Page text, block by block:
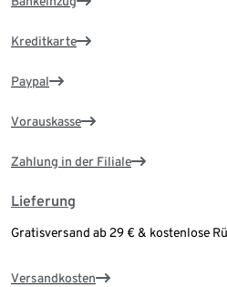
Kreditkarte
Paypal
Vorauskasse
Zahlung in der Filiale
Lieferung
Gratisversand ab 29 € & kostenlose
Versandkosten